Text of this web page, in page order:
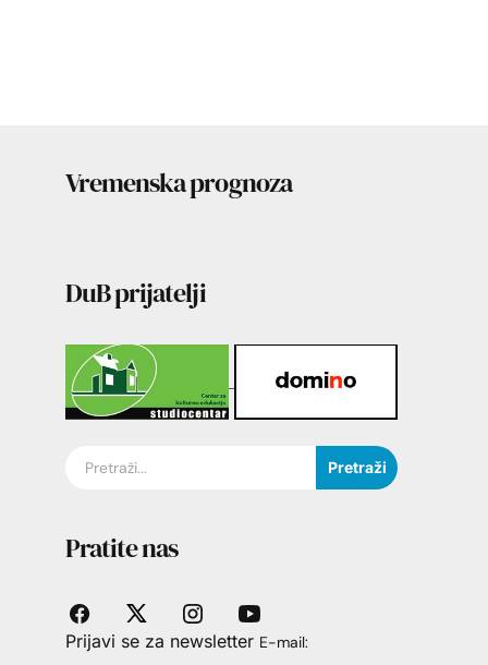
Vremenska prognoza
DuB prijatelji
Pretraži
Pratite nas
Prijavi se za newsletter E-mail: